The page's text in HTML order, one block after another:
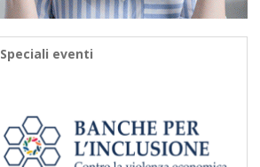
Speciali eventi